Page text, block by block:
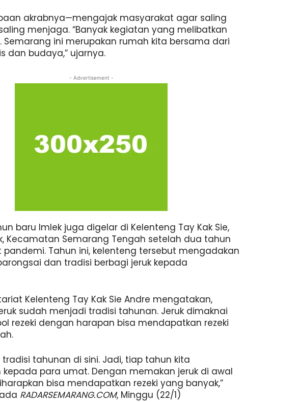
akrabnya—mengajak masyarakat agar saling
menjaga. “Banyak kegiatan yang melibatkan
Semarang ini merupakan rumah kita bersama dari
dan budaya,” ujarnya.
- Advertisement -
baru Imlek juga digelar di Kelenteng Tay Kak Sie,
Kecamatan Semarang Tengah setelah dua tahun
pandemi. Tahun ini, kelenteng tersebut mengadakan
dan tradisi berbagi jeruk kepada
Kelenteng Tay Kak Sie Andre mengatakan,
sudah menjadi tradisi tahunan. Jeruk dimaknai
rezeki dengan harapan bisa mendapatkan rezeki
tahunan di sini. Jadi, tiap tahun kita
para umat. Dengan memakan jeruk di awal
bisa mendapatkan rezeki yang banyak,”
RADARSEMARANG.COM, Minggu (22/1)